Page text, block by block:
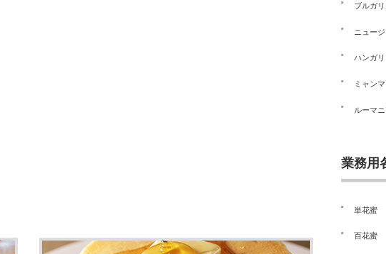
ブルガ
ニュー
ハンガリ
ミャン
ルーマ
業務用
単花蜜
百花蜜